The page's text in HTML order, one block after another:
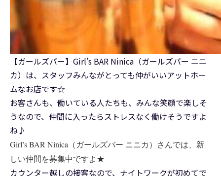
【ガールズバー】Girl’s BAR Ninica（ガールズバー ニニ
カ）は、スタッフみんながとっても仲がいいアットホー
ムなお店です☆
お客さんも、働いている人たちも、みんな笑顔で楽しそ
うなので、仲間に入ったらストレスなく働けそうですよ
ね♪
Girl’s BAR Ninica（ガールズバー ニニカ）さんでは、新
しい仲間を募集中ですよ★
カウンター越しの接客なので、ナイトワークが初めてで